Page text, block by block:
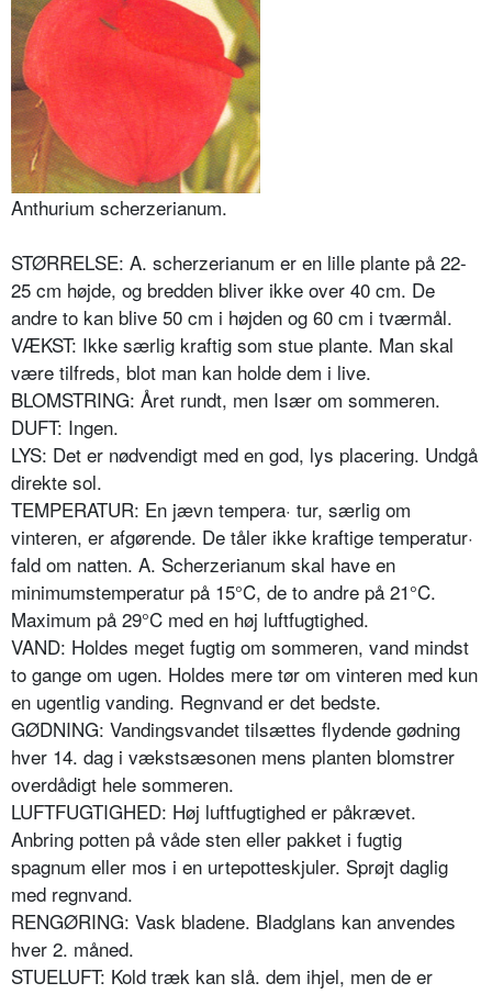
Anthurium scherzerianum.
STØRRELSE: A. scherzerianum er en lille plante på 22-
25 cm højde, og bredden bliver ikke over 40 cm. De
andre to kan blive 50 cm i højden og 60 cm i tværmål.
VÆKST: Ikke særlig kraftig som stue plante. Man skal
være tilfreds, blot man kan holde dem i live.
BLOMSTRING: Året rundt, men Især om sommeren.
DUFT: Ingen.
LYS: Det er nødvendigt med en god, lys placering. Undgå
direkte sol.
TEMPERATUR: En jævn tempera· tur, særlig om
vinteren, er afgøren­de. De tåler ikke kraftige temperatur·
fald om natten. A. Scherzerianum skal have en
minimumstemperatur på 15°C, de to andre på 21°C.
Maximum på 29°C med en høj luftfugtighed.
VAND: Holdes meget fugtig om sommeren, vand mindst
to gange om ugen. Holdes mere tør om vinte­ren med kun
en ugentlig vanding. Regnvand er det bedste.
GØDNING: Vandingsvandet tilsættes flydende gødning
hver 14. dag i vækstsæsonen mens planten blomstrer
overdådigt hele sommeren.
LUFTFUGTIGHED: Høj luftfugtighed er påkrævet.
Anbring potten på våde sten eller pakket i fugtig
spagnum eller mos i en urtepotteskjuler. Sprøjt daglig
med regnvand.
RENGØRING: Vask bladene. Bladglans kan anvendes
hver 2. måned.
STUELUFT: Kold træk kan slå. dem ihjel, men de er